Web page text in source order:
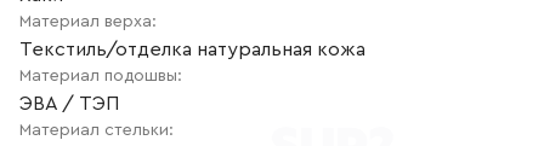
Материал верха:
Текстиль/отделка натуральная кожа
Материал подошвы:
ЭВА / ТЭП
Материал стельки: